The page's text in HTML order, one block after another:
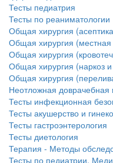
Тесты педиатрия
Тесты по реаниматологии
Общая хирургия
Общая хирургия (местная
Общая хирургия
Общая хирургия (наркоз
Общая хирургия
Неотложная
Тесты инфекционная
Тесты акушерство и
Тесты гастроэнтерология
Тесты диетология
Терапия - Методы
Тесты по педиатрии.